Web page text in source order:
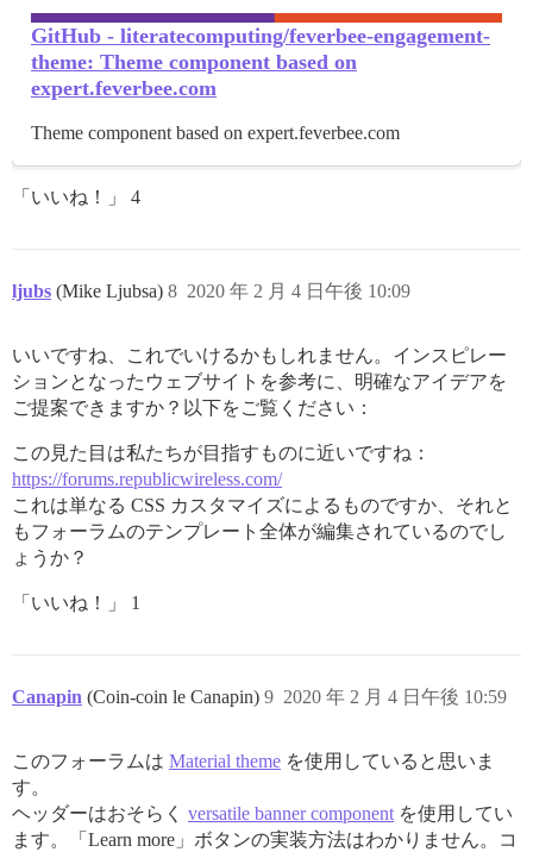
GitHub - literatecomputing/feverbee-engagement-
theme: Theme component based on
expert.feverbee.com
Theme component based on expert.feverbee.com
「いいね！」 4
ljubs (Mike Ljubsa) 2020 年 2 月 4 日午後 10:09
8
いいですね、これでいけるかもしれません。インスピレー
ションとなったウェブサイトを参考に、明確なアイデアを
ご提案できますか？以下をご覧ください：
この見た目は私たちが目指すものに近いですね：
https://forums.republicwireless.com/
これは単なる CSS カスタマイズによるものですか、それと
もフォーラムのテンプレート全体が編集されているのでし
ょうか？
「いいね！」 1
Canapin (Coin-coin le Canapin) 2020 年 2 月 4 日午後 10:59
9
このフォーラムは Material theme を使用していると思いま
す。
ヘッダーはおそらく versatile banner component を使用してい
ます。「Learn more」ボタンの実装方法はわかりません。コ